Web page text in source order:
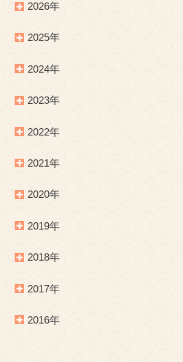
2026年
2025年
2024年
2023年
2022年
2021年
2020年
2019年
2018年
2017年
2016年